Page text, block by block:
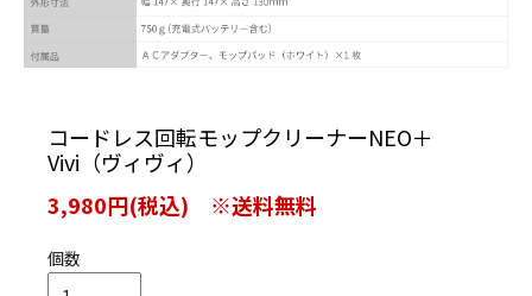
コードレス回転モップクリーナーNEO＋
Vivi（ヴィヴィ）
3,980円(税込) ※送料無料
個数